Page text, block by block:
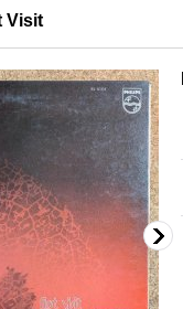
Visit